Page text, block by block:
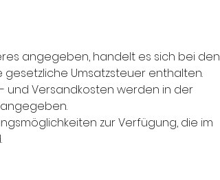
angegeben, handelt es sich bei den
Umsatzsteuer enthalten.
und Versandkosten werden in der
zur Verfügung, die im